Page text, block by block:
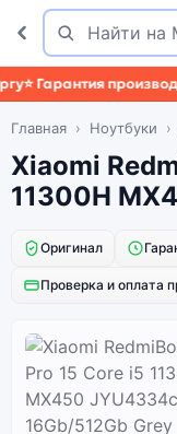
Поиск
Найти
⭐ Гарантия
Главная Ноутбуки
Xiaomi
11300H
Оригинал
Проверка и оплата